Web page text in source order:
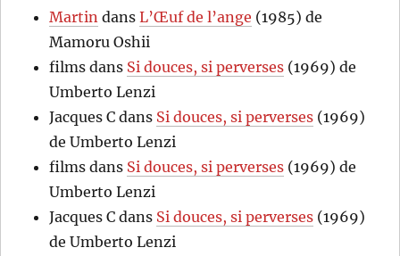
Martin dansL’Œuf de l’ange (1985) de
Mamoru Oshii
films dans Si douces, si perverses (1969) de
Umberto Lenzi
Jacques C dans Si douces, si perverses (1969)
de Umberto Lenzi
films dans Si douces, si perverses (1969) de
Umberto Lenzi
Jacques C dans Si douces, si perverses (1969)
de Umberto Lenzi